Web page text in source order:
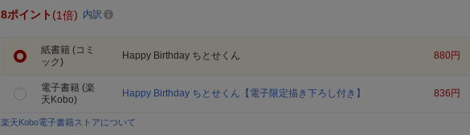
8ポイント 1倍 内訳
紙書籍 (コミ
ック)
Happy Birthday ちとせくん 880円
電子書籍 (楽
天Kobo)
Happy Birthday ちとせくん【電子限定描き下ろし付き】 836 円
楽天Kobo電子書籍ストアについて